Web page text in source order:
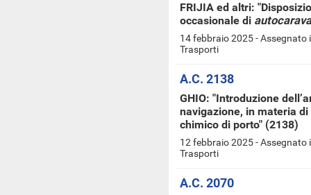
FRIJIA ed altri:
occasionale di
14 febbraio 2025 - Assegnato
Trasporti
A.C. 2138
GHIO: "Introduzione
navigazione, in materia
chimico di porto" (2138)
12 febbraio 2025 - Assegnato
Trasporti
A.C. 2070